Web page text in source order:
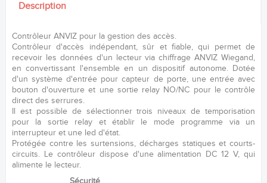
Description
Contrôleur ANVIZ pour la gestion des accès.
Contrôleur d'accès indépendant, sûr et fiable, qui permet de
recevoir les données d'un lecteur via chiffrage ANVIZ Wiegand,
en convertissant l'ensemble en un dispositif autonome. Dotée
d'un système d'entrée pour capteur de porte, une entrée avec
bouton d'ouverture et une sortie relay NO/NC pour le contrôle
direct des serrures.
Il est possible de sélectionner trois niveaux de temporisation
pour la sortie relay et établir le mode programme via un
interrupteur et une led d'état.
Protégée contre les surtensions, décharges statiques et courts-
circuits. Le contrôleur dispose d'une alimentation DC 12 V, qui
alimente le lecteur.